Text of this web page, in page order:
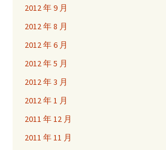
2012 年 9 月
2012 年 8 月
2012 年 6 月
2012 年 5 月
2012 年 3 月
2012 年 1 月
2011 年 12 月
2011 年 11 月